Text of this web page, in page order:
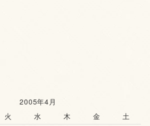
2005年4月
火 水 木 金
土